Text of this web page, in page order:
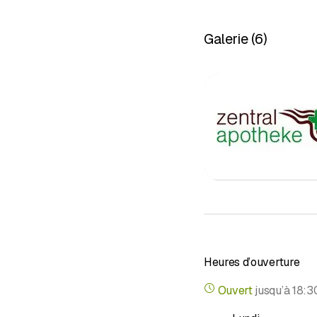
&nbsp;
Outre la médecine
Spagyrie
Allergies
Problèmes
Galerie (6)
Heures d’ouverture
Ouvert jusqu’à